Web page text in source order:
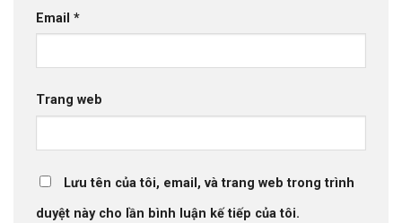
Email *
Trang web
Lưu tên của tôi, email, và trang web trong trình
duyệt này cho lần bình luận kế tiếp của tôi.